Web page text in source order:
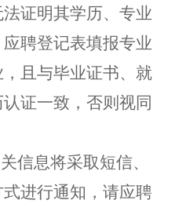
证明其学历、专业
应聘登记表填报专业
且与毕业证书、就
证一致，否则视同
信息将采取短信、
进行通知，请应聘